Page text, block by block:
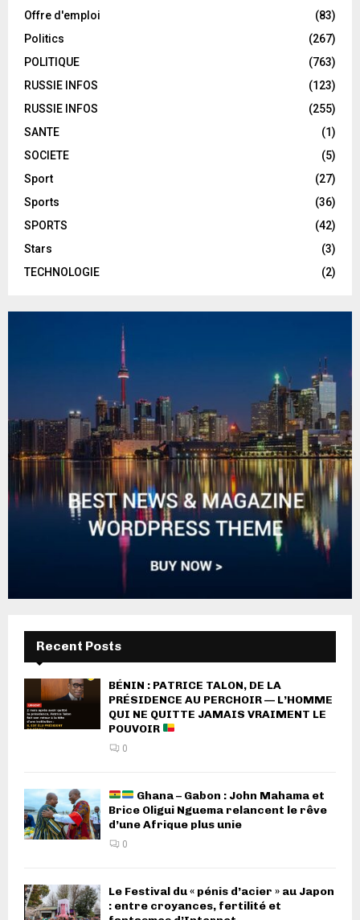
Offre d'emploi
(83)
Politics
(267)
POLITIQUE
(763)
RUSSIE INFOS
(123)
RUSSIE INFOS
(255)
SANTE
(1)
SOCIETE
(5)
Sport
(27)
Sports
(36)
SPORTS
(42)
Stars
(3)
TECHNOLOGIE
(2)
Recent Posts
BÉNIN : PATRICE TALON, DE LA
PRÉSIDENCE AU PERCHOIR — L’HOMME
QUI NE QUITTE JAMAIS VRAIMENT LE
POUVOIR
0
Ghana – Gabon : John Mahama et
Brice Oligui Nguema relancent le rêve
d’une Afrique plus unie
0
Le Festival du « pénis d’acier » au Japon
: entre croyances, fertilité et